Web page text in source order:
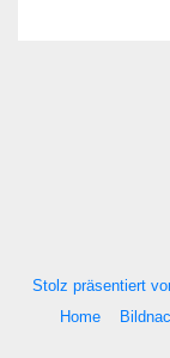
Stolz präsentiert
Home